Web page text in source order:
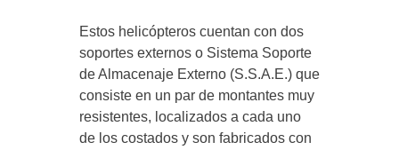
Estos helicópteros cuentan con dos
soportes externos o Sistema Soporte
de Almacenaje Externo (S.S.A.E.) que
consiste en un par de montantes muy
resistentes, localizados a cada uno
de los costados y son fabricados con